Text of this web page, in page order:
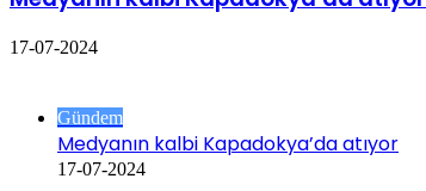
17-07-2024
Gündem
Medyanın kalbi Kapadokya’da atıyor
17-07-2024